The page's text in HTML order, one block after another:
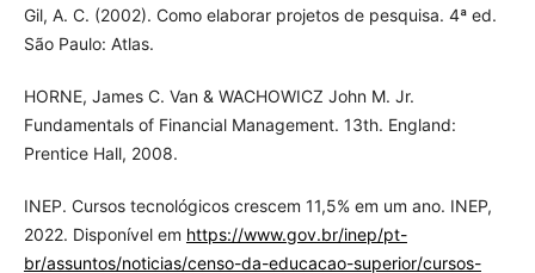
Gil, A. C. (2002). Como elaborar projetos de pesquisa. 4ª ed.
São Paulo: Atlas.
HORNE, James C. Van & WACHOWICZ John M. Jr.
Fundamentals of Financial Management. 13th. England:
Prentice Hall, 2008.
INEP. Cursos tecnológicos crescem 11,5% em um ano. INEP,
2022. Disponível em https://www.gov.br/inep/pt-
br/assuntos/noticias/censo-da-educacao-superior/cursos-